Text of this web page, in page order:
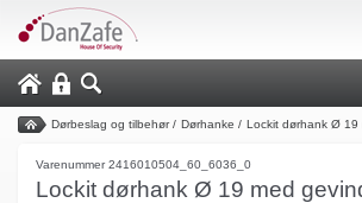
Dørbeslag og tilbehør/ Dørhanke / Lockit dørhank Ø 19
Varenummer 2416010504_60_6036_0
Lockit dørhank Ø 19 med